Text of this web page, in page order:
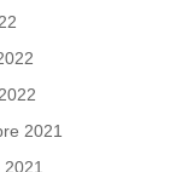
2021